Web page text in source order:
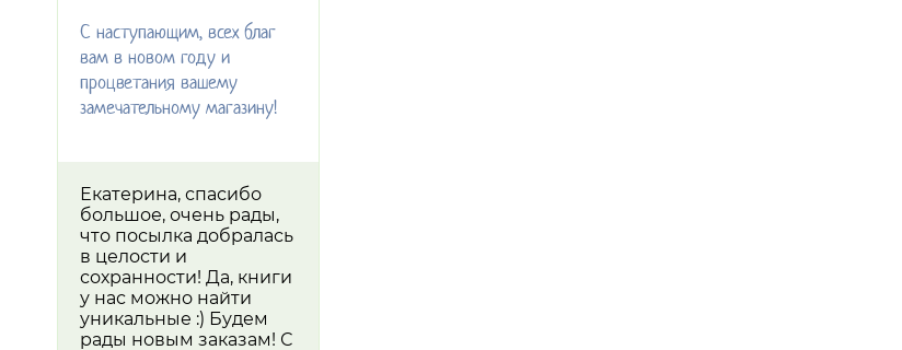
С наступающим, всех благ
вам в новом году и
процветания вашему
замечательному магазину!
Екатерина, спасибо
большое, очень рады,
что посылка добралась
в целости и
сохранности! Да, книги
у нас можно найти
уникальные :) Будем
рады новым заказам! С